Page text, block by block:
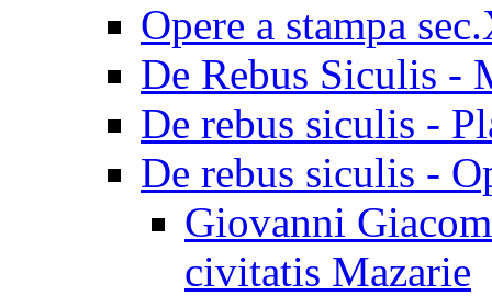
Opere a stampa
De Rebus Siculis -
De rebus siculis -
De rebus siculis -
Giovanni
civitatis Mazarie